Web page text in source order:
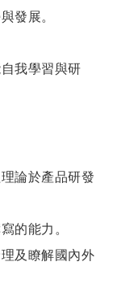
發展。
我學習與研
論於產品研發
的能力。
及瞭解國內外